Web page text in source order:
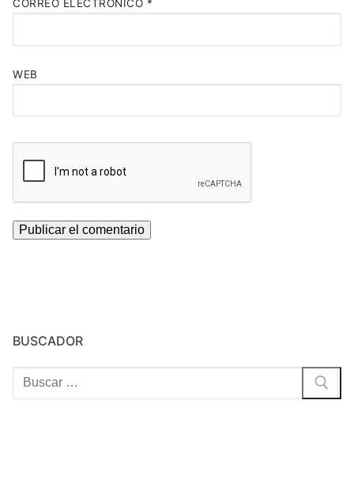
CORREO ELECTRÓNICO *
WEB
BUSCADOR
Buscar: